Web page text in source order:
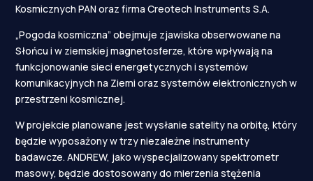
Kosmicznych PAN oraz firma Creotech Instruments S.A.
„Pogoda kosmiczna” obejmuje zjawiska obserwowane na
Słońcu i w ziemskiej magnetosferze, które wpływają na
funkcjonowanie sieci energetycznych i systemów
komunikacyjnych na Ziemi oraz systemów elektronicznych w
przestrzeni kosmicznej.
W projekcie planowane jest wysłanie satelity na orbitę, który
będzie wyposażony w trzy niezależne instrumenty
badawcze. ANDREW, jako wyspecjalizowany spektrometr
masowy, będzie dostosowany do mierzenia stężenia